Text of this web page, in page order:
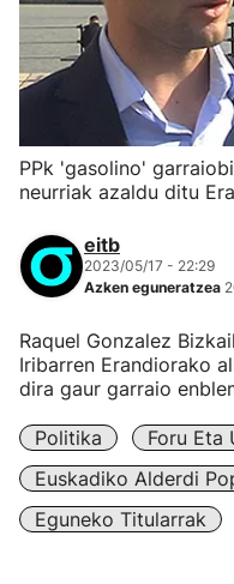
PPk 'gasolino'
neurriak azaldu ditu
eitb
2023/05/17 - 22:29
Azken eguneratzea
Raquel Gonzalez
Iribarren Erandiorako
dira gaur garraio
Politika
Foru Eta
Euskadiko Alderdi
Eguneko Titularrak